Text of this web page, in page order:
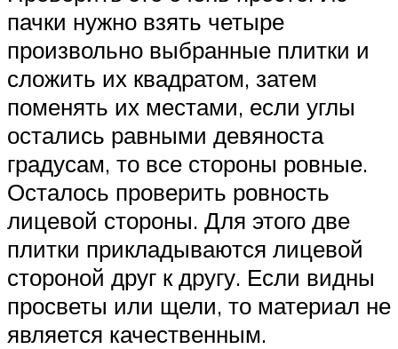
пачки нужно взять четыре
произвольно выбранные плитки и
сложить их квадратом, затем
поменять их местами, если углы
остались равными девяноста
градусам, то все стороны ровные.
Осталось проверить ровность
лицевой стороны. Для этого две
плитки прикладываются лицевой
стороной друг к другу. Если видны
просветы или щели, то материал не
является качественным.